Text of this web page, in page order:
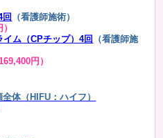
（看護師施術）
ム（CPチップ）4回
（看護師施
円）
体（HIFU：ハイフ）